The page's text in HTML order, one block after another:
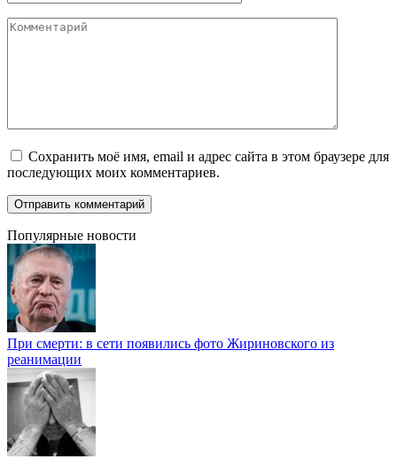
Комментарий
Сохранить моё имя, email и адрес сайта в этом браузере для
последующих моих комментариев.
Популярные новости
При смерти: в сети появились фото Жириновского из
реанимации